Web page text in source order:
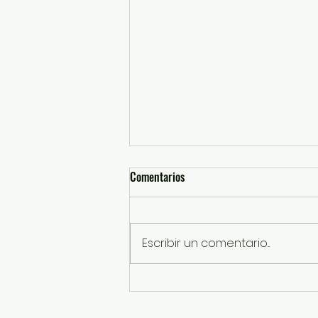
En Foro “Mujeres Construyendo”,
Comentarios
Escribir un comentario...